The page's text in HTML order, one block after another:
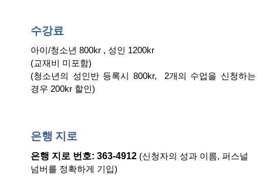
수강료
아이/청소년 800kr , 성인 1200kr
(교재비 미포함)
(청소년의 성인반 등록시 800kr, 2개의 수업을 신청하는
경우 200kr 할인)
은행 지로
은행 지로 번호: 363-4912 (신청자의 성과 이름, 퍼스널
넘버를 정확하게 기입)